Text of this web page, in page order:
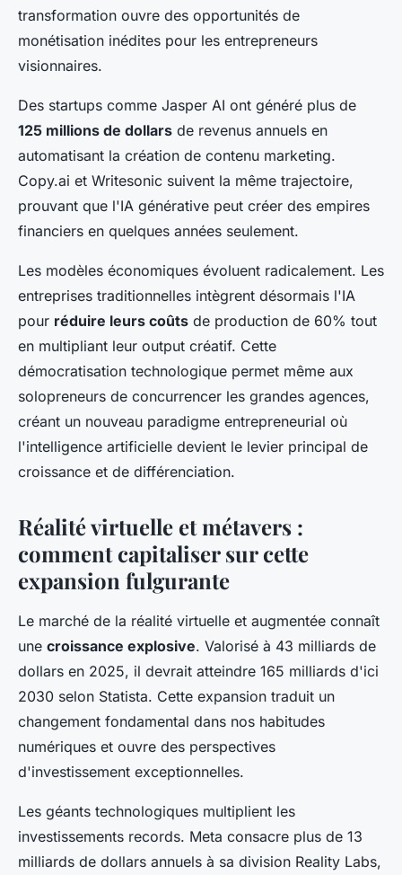
transformation ouvre des opportunités de
monétisation inédites pour les entrepreneurs
visionnaires.
Des startups comme Jasper AI ont généré plus de
125 millions de dollars de revenus annuels en
automatisant la création de contenu marketing.
Copy.ai et Writesonic suivent la même trajectoire,
prouvant que l'IA générative peut créer des empires
financiers en quelques années seulement.
Les modèles économiques évoluent radicalement. Les
entreprises traditionnelles intègrent désormais l'IA
pour réduire leurs coûts de production de 60% tout
en multipliant leur output créatif. Cette
démocratisation technologique permet même aux
solopreneurs de concurrencer les grandes agences,
créant un nouveau paradigme entrepreneurial où
l'intelligence artificielle devient le levier principal de
croissance et de différenciation.
Réalité virtuelle et métavers :
comment capitaliser sur cette
expansion fulgurante
Le marché de la réalité virtuelle et augmentée connaît
une croissance explosive. Valorisé à 43 milliards de
dollars en 2025, il devrait atteindre 165 milliards d'ici
2030 selon Statista. Cette expansion traduit un
changement fondamental dans nos habitudes
numériques et ouvre des perspectives
d'investissement exceptionnelles.
Les géants technologiques multiplient les
investissements records. Meta consacre plus de 13
milliards de dollars annuels à sa division Reality Labs,